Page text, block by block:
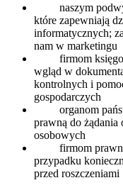
naszym
które zapewniają
informatycznych;
nam w marketingu
firmom
wgląd w
kontrolnych i
gospodarczych
organom
prawną do żądania
osobowych
firmom
przypadku
przed roszczeniami